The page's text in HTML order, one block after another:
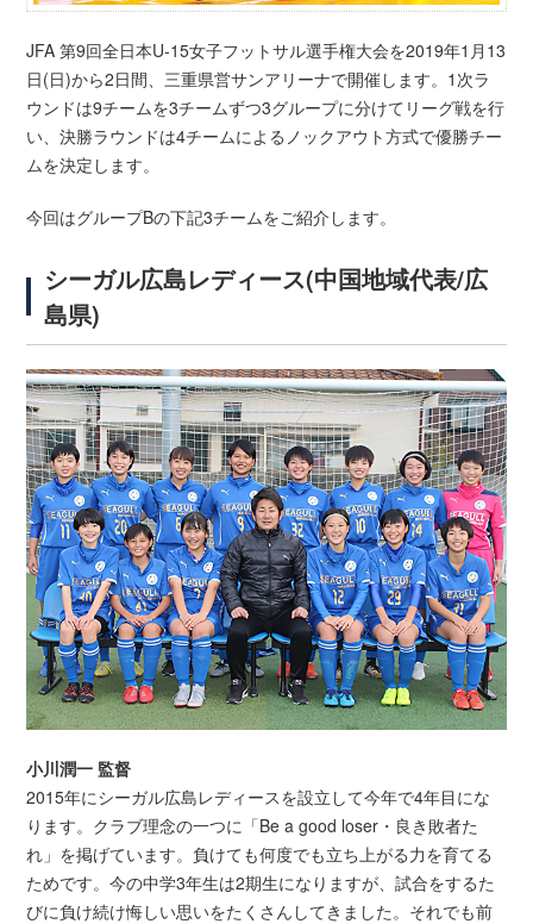
JFA 第9回全日本U-15女子フットサル選手権大会を2019年1月13
日(日)から2日間、三重県営サンアリーナで開催します。1次ラ
ウンドは9チームを3チームずつ3グループに分けてリーグ戦を行
い、決勝ラウンドは4チームによるノックアウト方式で優勝チー
ムを決定します。
今回はグループBの下記3チームをご紹介します。
シーガル広島レディース(中国地域代表/広
島県)
小川潤一 監督
2015年にシーガル広島レディースを設立して今年で4年目にな
ります。クラブ理念の一つに「Be a good loser・良き敗者た
れ」を掲げています。負けても何度でも立ち上がる力を育てる
ためです。今の中学3年生は2期生になりますが、試合をするた
びに負け続け悔しい思いをたくさんしてきました。それでも前